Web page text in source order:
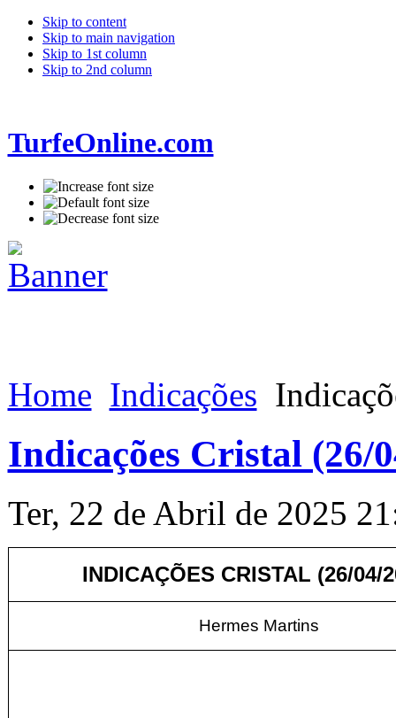
Skip to content
Skip to main navigation
Skip to 1st column
Skip to 2nd column
TurfeOnline.com
Home Indicações
Indicações Cristal (26/
Ter, 22 de Abril de 2025
INDICAÇÕES CRISTAL (26/04/
Hermes Martins